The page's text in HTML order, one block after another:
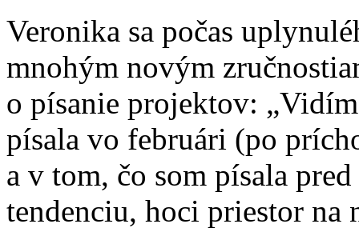
Veronika sa počas
mnohým novým
o písanie projektov:
písala vo februári (po
a v tom, čo som písala
tendenciu, hoci priestor na